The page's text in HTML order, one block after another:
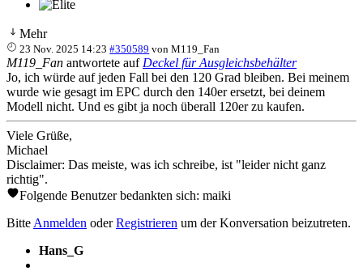
Mehr
23 Nov. 2025 14:23 #350589 vonM119_Fan
M119_Fan antwortete auf Deckel für Ausgleichsbehälter
Jo, ich würde auf jeden Fall bei den 120 Grad bleiben. Bei meinem
wurde wie gesagt im EPC durch den 140er ersetzt, bei deinem
Modell nicht. Und es gibt ja noch überall 120er zu kaufen.
Viele Grüße,
Michael
Disclaimer: Das meiste, was ich schreibe, ist "leider nicht ganz
richtig".
Folgende Benutzer bedankten sich: maiki
Bitte Anmelden oderRegistrieren um der Konversation beizutreten.
Hans_G